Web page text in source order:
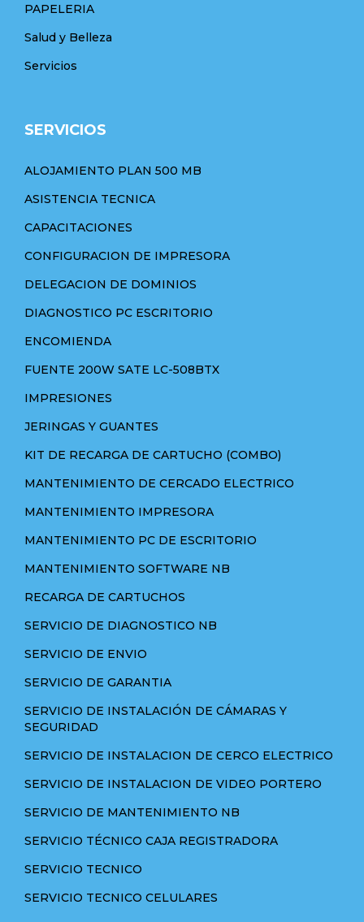
PAPELERIA
Salud y Belleza
Servicios
SERVICIOS
ALOJAMIENTO PLAN 500 MB
ASISTENCIA TECNICA
CAPACITACIONES
CONFIGURACION DE IMPRESORA
DELEGACION DE DOMINIOS
DIAGNOSTICO PC ESCRITORIO
ENCOMIENDA
FUENTE 200W SATE LC-508BTX
IMPRESIONES
JERINGAS Y GUANTES
KIT DE RECARGA DE CARTUCHO (COMBO)
MANTENIMIENTO DE CERCADO ELECTRICO
MANTENIMIENTO IMPRESORA
MANTENIMIENTO PC DE ESCRITORIO
MANTENIMIENTO SOFTWARE NB
RECARGA DE CARTUCHOS
SERVICIO DE DIAGNOSTICO NB
SERVICIO DE ENVIO
SERVICIO DE GARANTIA
SERVICIO DE INSTALACIÓN DE CÁMARAS Y
SEGURIDAD
SERVICIO DE INSTALACION DE CERCO ELECTRICO
SERVICIO DE INSTALACION DE VIDEO PORTERO
SERVICIO DE MANTENIMIENTO NB
SERVICIO TÉCNICO CAJA REGISTRADORA
SERVICIO TECNICO
SERVICIO TECNICO CELULARES